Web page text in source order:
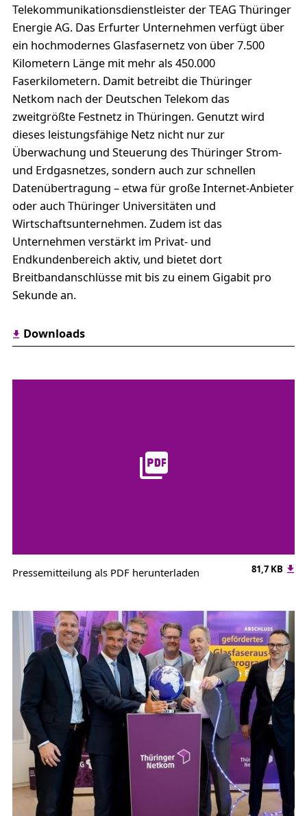
Telekommunikationsdienstleister der TEAG Thüringer
Energie AG. Das Erfurter Unternehmen verfügt über
ein hochmodernes Glasfasernetz von über 7.500
Kilometern Länge mit mehr als 450.000
Faserkilometern. Damit betreibt die Thüringer
Netkom nach der Deutschen Telekom das
zweitgrößte Festnetz in Thüringen. Genutzt wird
dieses leistungsfähige Netz nicht nur zur
Überwachung und Steuerung des Thüringer Strom-
und Erdgasnetzes, sondern auch zur schnellen
Datenübertragung – etwa für große Internet-Anbieter
oder auch Thüringer Universitäten und
Wirtschaftsunternehmen. Zudem ist das
Unternehmen verstärkt im Privat- und
Endkundenbereich aktiv, und bietet dort
Breitbandanschlüsse mit bis zu einem Gigabit pro
Sekunde an.
Downloads
81,7 KB
Pressemitteilung als PDF herunterladen